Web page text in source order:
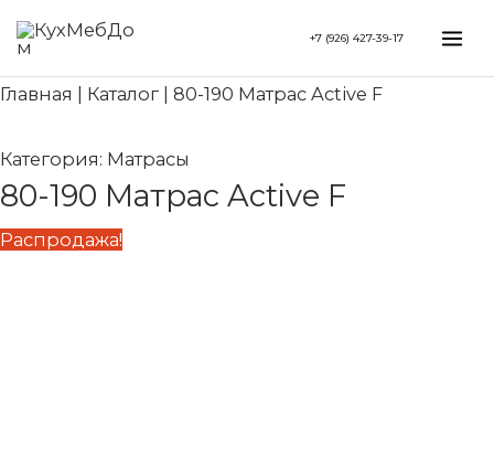
Перейти
содержимому
+7 (926) 427-39-17
Главная Каталог 80-190 Матрас Active F
Категория: Матрасы
80-190 Матрас Active F
Распродажа!
Первоначальная
составляла
530 ₽.
17
Search...